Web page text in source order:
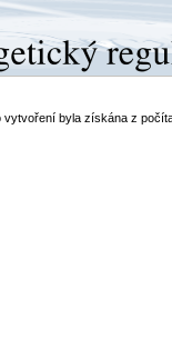
byla získána z